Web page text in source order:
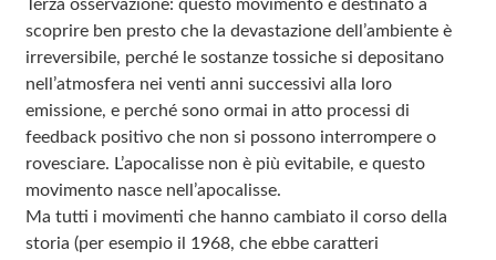
Terza osservazione: questo movimento è destinato a
scoprire ben presto che la devastazione dell’ambiente è
irreversibile, perché le sostanze tossiche si depositano
nell’atmosfera nei venti anni successivi alla loro
emissione, e perché sono ormai in atto processi di
feedback positivo che non si possono interrompere o
rovesciare. L’apocalisse non è più evitabile, e questo
movimento nasce nell’apocalisse.
Ma tutti i movimenti che hanno cambiato il corso della
storia (per esempio il 1968, che ebbe caratteri